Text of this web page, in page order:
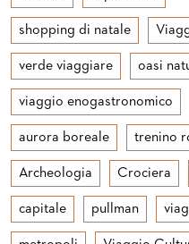
shopping di natale
verde viaggiare oasi
viaggio enogastronomico
aurora boreale trenino
Archeologia Crociera
capitale pullman